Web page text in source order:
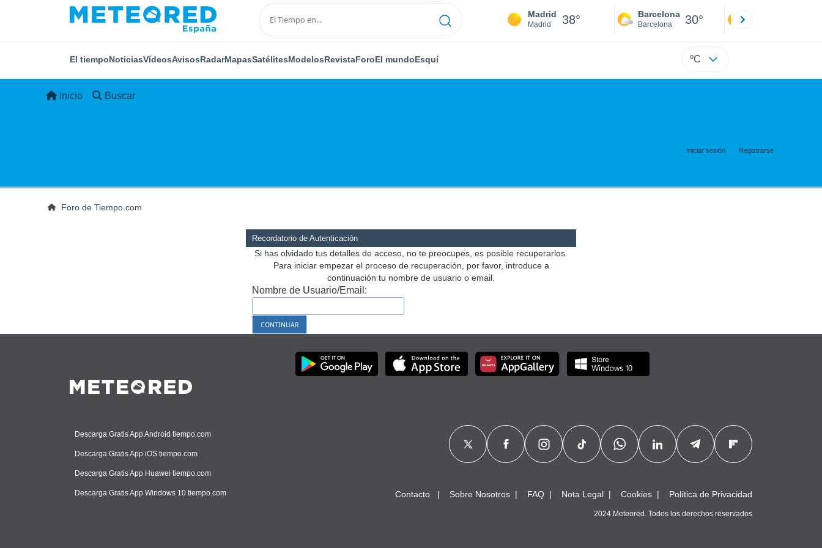
Madrid
Madrid 38° Barcelona
Barcelona 30°
El tiempoNoticiasVídeosAvisosRadarMapasSatélitesModelosRevistaForoEl mundoEsquí ºC
Inicio Buscar
Iniciar sesión Registrarse
Foro de Tiempo.com
Recordatorio de Autenticación
Si has olvidado tus detalles de acceso, no te preocupes, es posible recuperarlos.
Para iniciar empezar el proceso de recuperación, por favor, introduce a
continuación tu nombre de usuario o email.
Nombre de Usuario/Email:
Descarga Gratis App Android tiempo.com
Descarga Gratis App iOS tiempo.com
Descarga Gratis App Huawei tiempo.com
Descarga Gratis App Windows 10 tiempo.com Contacto Sobre Nosotros FAQ Nota Legal Cookies Política de Privacidad
2024 Meteored. Todos los derechos reservados